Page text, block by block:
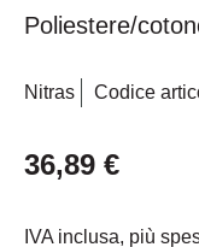
Poliestere/
Nitras Codice
36,89 €
IVA inclusa, più